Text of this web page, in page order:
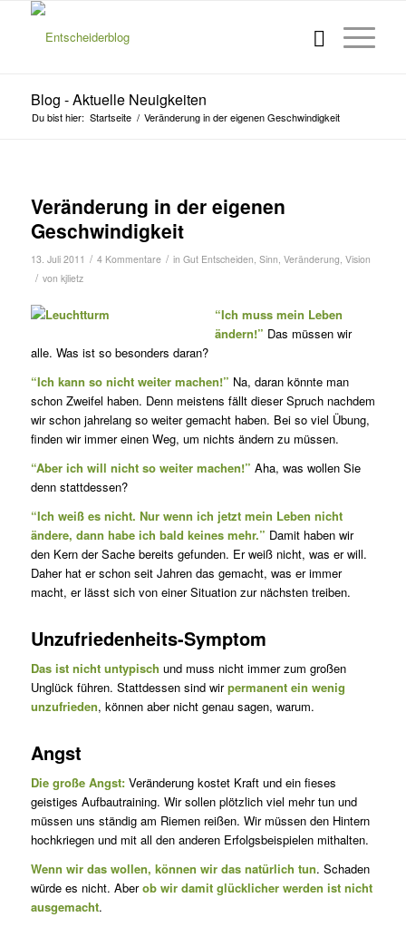
Blog - Aktuelle Neuigkeiten
Du bist hier: Startseite / Veränderung in der eigenen Geschwindigkeit
Veränderung in der eigenen
Geschwindigkeit
13. Juli 2011 / 4 Kommentare / in Gut Entscheiden, Sinn, Veränderung, Vision
/ von kjlietz
“Ich muss mein Leben
ändern!” Das müssen wir
alle. Was ist so besonders daran?
“Ich kann so nicht weiter machen!” Na, daran könnte man
schon Zweifel haben. Denn meistens fällt dieser Spruch nachdem
wir schon jahrelang so weiter gemacht haben. Bei so viel Übung,
finden wir immer einen Weg, um nichts ändern zu müssen.
“Aber ich will nicht so weiter machen!” Aha, was wollen Sie
denn stattdessen?
“Ich weiß es nicht. Nur wenn ich jetzt mein Leben nicht
ändere, dann habe ich bald keines mehr.” Damit haben wir
den Kern der Sache bereits gefunden. Er weiß nicht, was er will.
Daher hat er schon seit Jahren das gemacht, was er immer
macht, er lässt sich von einer Situation zur nächsten treiben.
Unzufriedenheits-Symptom
Das ist nicht untypisch und muss nicht immer zum großen
Unglück führen. Stattdessen sind wirpermanent ein wenig
unzufrieden, können aber nicht genau sagen, warum.
Angst
Die große Angst:Veränderung kostet Kraft und ein fieses
geistiges Aufbautraining. Wir sollen plötzlich viel mehr tun und
müssen uns ständig am Riemen reißen. Wir müssen den Hintern
hochkriegen und mit all den anderen Erfolgsbeispielen mithalten.
Wenn wir das wollen, können wir das natürlich tun. Schaden
würde es nicht. Aberob wir damit glücklicher werden ist nicht
ausgemacht.